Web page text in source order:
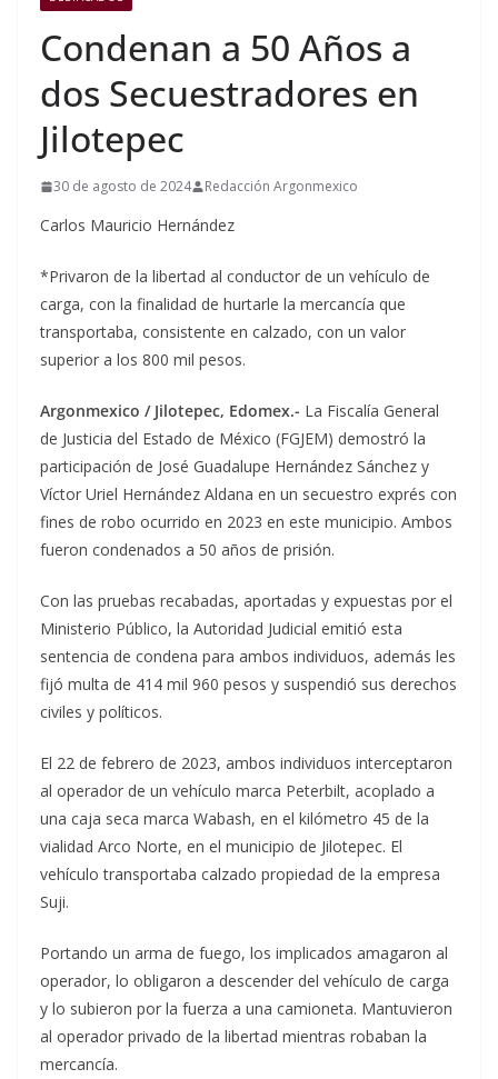
Condenan a 50 Años a
dos Secuestradores en
Jilotepec
30 de agosto de 2024 Redacción Argonmexico
Carlos Mauricio Hernández
*Privaron de la libertad al conductor de un vehículo de
carga, con la finalidad de hurtarle la mercancía que
transportaba, consistente en calzado, con un valor
superior a los 800 mil pesos.
Argonmexico / Jilotepec, Edomex.- La Fiscalía General
de Justicia del Estado de México (FGJEM) demostró la
participación de José Guadalupe Hernández Sánchez y
Víctor Uriel Hernández Aldana en un secuestro exprés con
fines de robo ocurrido en 2023 en este municipio. Ambos
fueron condenados a 50 años de prisión.
Con las pruebas recabadas, aportadas y expuestas por el
Ministerio Público, la Autoridad Judicial emitió esta
sentencia de condena para ambos individuos, además les
fijó multa de 414 mil 960 pesos y suspendió sus derechos
civiles y políticos.
El 22 de febrero de 2023, ambos individuos interceptaron
al operador de un vehículo marca Peterbilt, acoplado a
una caja seca marca Wabash, en el kilómetro 45 de la
vialidad Arco Norte, en el municipio de Jilotepec. El
vehículo transportaba calzado propiedad de la empresa
Suji.
Portando un arma de fuego, los implicados amagaron al
operador, lo obligaron a descender del vehículo de carga
y lo subieron por la fuerza a una camioneta. Mantuvieron
al operador privado de la libertad mientras robaban la
mercancía.